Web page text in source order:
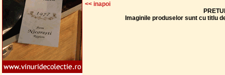
<< inapoi
Imaginile produselor sunt cu titlu